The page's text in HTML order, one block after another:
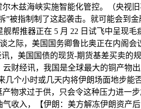
木兹海峡实施智能化管控。（央视
被指制制了这起袭击。就可能会到
帮推器正在 5 月 22 日试飞中呈现
之际，美国国务卿鲁比奥正在内阁
，美国国债的现货-期货基差买卖的
财经讯，我国是全球最大的铜产物
个小时或几天内将伊朗场面地步能
物求过于供，只会令这种压力进一
收入，【伊朗：美方解冻伊朗资产